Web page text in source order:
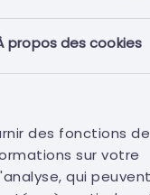
propos des cookies
des fonctions de
sur votre
qui